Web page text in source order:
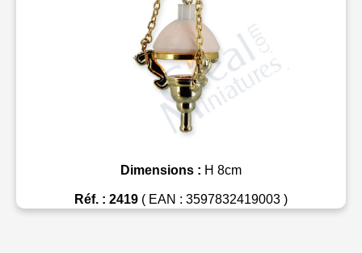
Dimensions : H 8cm
Réf. : 2419 ( EAN : 3597832419003 )